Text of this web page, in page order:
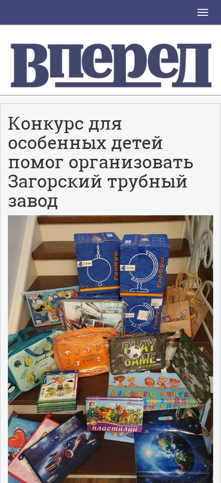
Toggle
Конкурс для
особенных детей
помог организовать
Загорский трубный
завод